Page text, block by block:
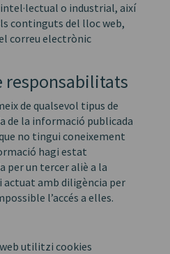
o industrial, així
continguts del lloc web,
correu electrònic
responsabilitats
de qualsevol tipus de
de la informació publicada
no tingui coneixement
hagi estat
per un tercer aliè a la
actuat amb diligència per
l’accés a elles.
utilitzi cookies